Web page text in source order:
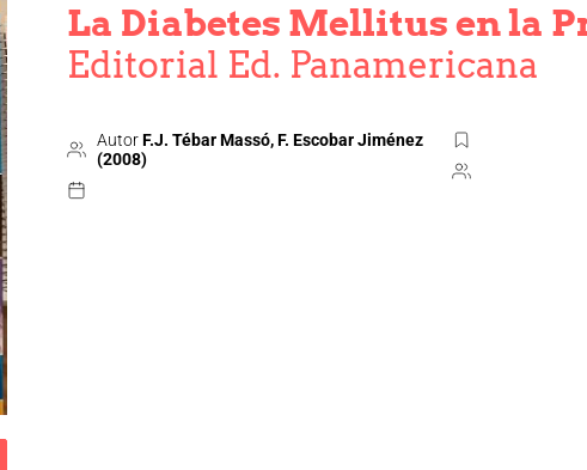
La Diabetes Mellitus en la
Editorial Ed. Panamericana
AutorF.J. Tébar Massó, F. Escobar Jiménez
(2008)